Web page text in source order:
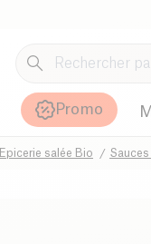
Promo
Epicerie salée Bio